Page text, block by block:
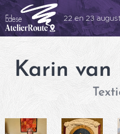
22 en 23
Karin van